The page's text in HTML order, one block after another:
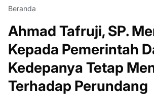
Beranda
Ahmad Tafruji, SP.
Kepada Pemerintah
Kedepanya Tetap
Terhadap Perundang